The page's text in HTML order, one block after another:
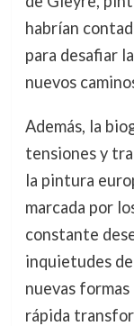
habrían
para desafiar
nuevos
Además, la
tensiones y
la pintura
marcada por
constante
inquietudes
nuevas
rápida